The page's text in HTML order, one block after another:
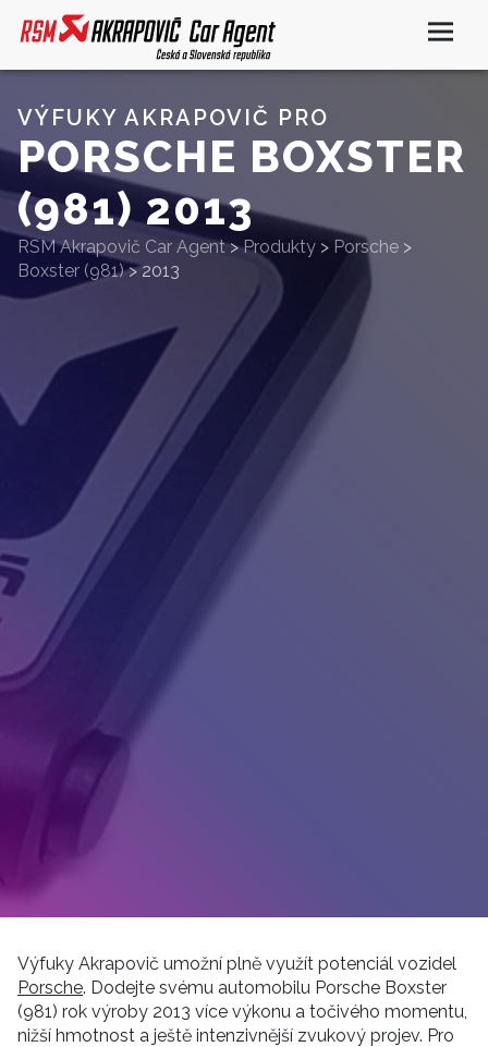
VÝFUKY AKRAPOVIČ PRO
PORSCHE BOXSTER
(981) 2013
RSM Akrapovič Car Agent > Produkty > Porsche >
Boxster (981) > 2013
Výfuky Akrapovič umožní plně využít potenciál vozidel
Porsche. Dodejte svému automobilu Porsche Boxster
(981) rok výroby 2013 více výkonu a točivého momentu,
nižší hmotnost a ještě intenzivnější zvukový projev. Pro